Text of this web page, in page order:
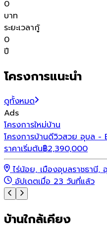
0
บาท
ระยะเวลากู้
0
ปี
โครงการแนะนำ
ดูทั้งหมด
Ads
โครงการใหม่บ้าน
โครงการบ้านดีวิวสวย อุบล -
ราคาเริ่มต้น฿2,390,000
ไร่น้อย, เมืองอุบลราชธานี,
อัปเดตเมื่อ 23 วันที่แล้ว
บ้านใกล้เคียง